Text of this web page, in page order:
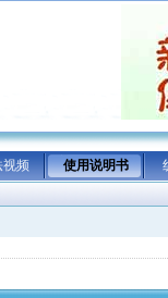
视频 使用说明书